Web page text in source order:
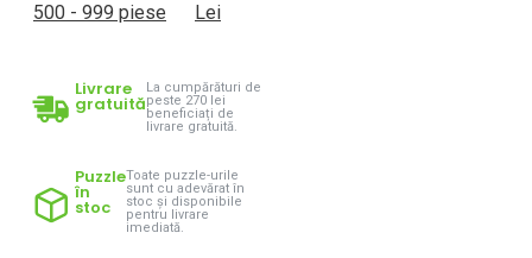
500 - 999 piese Lei
Livrare
gratuită
La cumpărături de
peste 270 lei
beneficiați de
livrare gratuită.
Puzzle
în
stoc
Toate puzzle-urile
sunt cu adevărat în
stoc și disponibile
pentru livrare
imediată.